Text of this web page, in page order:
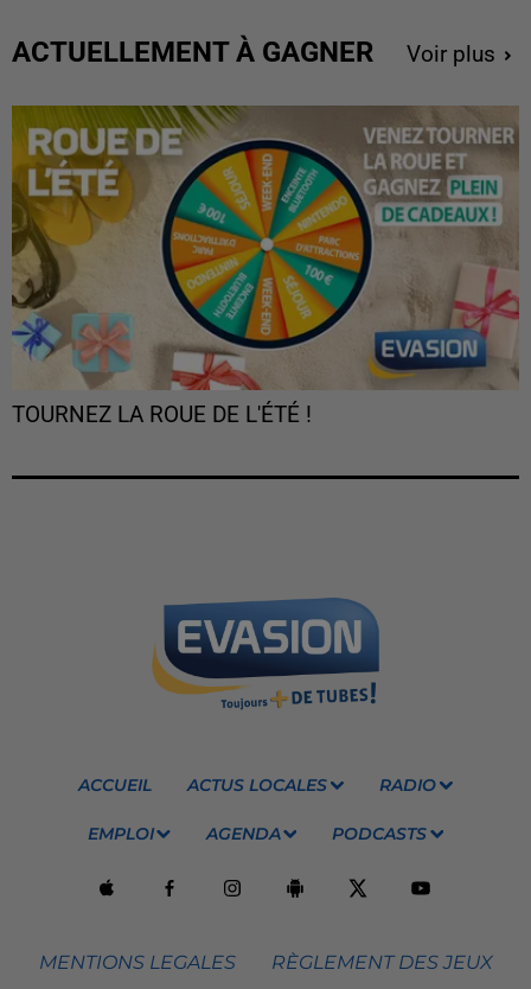
ACTUELLEMENT À GAGNER Voir plus
TOURNEZ LA ROUE DE L'ÉTÉ !
ACCUEIL ACTUS LOCALES RADIO
EMPLOI AGENDA PODCASTS
MENTIONS LEGALES RÈGLEMENT DES JEUX